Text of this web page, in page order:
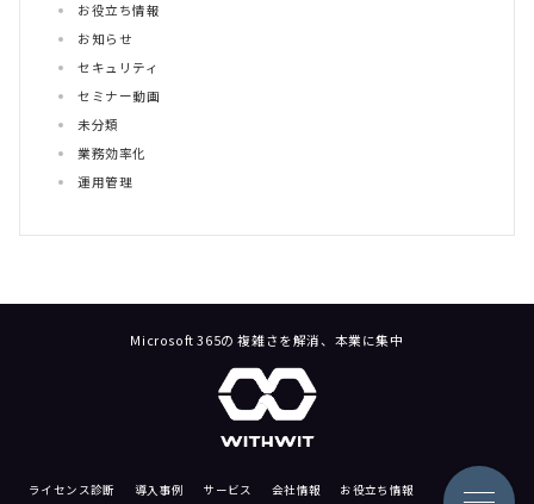
お役立ち情報
お知らせ
セキュリティ
セミナー動画
未分類
業務効率化
運用管理
Microsoft 365の 複雑さを解消、本業に集中
ライセンス診断 導入事例 サービス 会社情報 お役立ち情報